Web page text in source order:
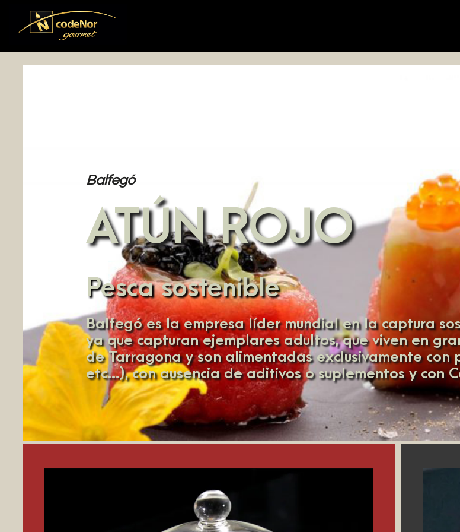
Balfegó
ATÚN ROJO
Pesca sostenible
Balfegó es la empresa líder mundial en la captura
ya que capturan ejemplares adultos, que viven en
de Tarragona y son alimentadas exclusivamente
etc...), con ausencia de aditivos o suplementos y